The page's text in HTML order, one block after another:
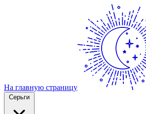
На главную страницу